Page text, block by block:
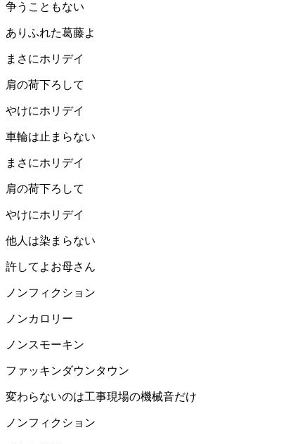
争うこともない
ありふれた葛藤よ
まさにホリデイ
肩の荷下ろして
やけにホリデイ
車輪は止まらない
まさにホリデイ
肩の荷下ろして
やけにホリデイ
他人は染まらない
許してよお母さん
ノンフィクション
ノンカロリー
ノンスモーキン
ファッキンダウンタウン
変わらないのは工事現場の機械音だけ
ノンフィクション